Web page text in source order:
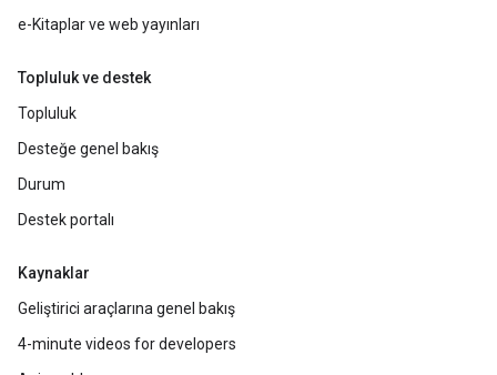
e-Kitaplar ve web yayınları
Topluluk ve destek
Topluluk
Desteğe genel bakış
Durum
Destek portalı
Kaynaklar
Geliştirici araçlarına genel bakış
4-minute videos for developers